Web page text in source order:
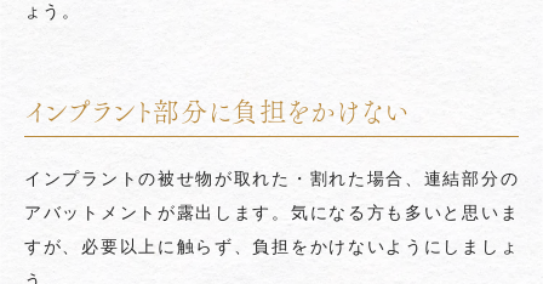
ょう。
インプラント部分に負担をかけない
インプラントの被せ物が取れた・割れた場合、連結部分の
アバットメントが露出します。気になる方も多いと思いま
すが、必要以上に触らず、負担をかけないようにしましょ